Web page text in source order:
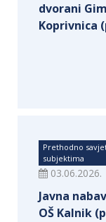
dvorani
Koprivnica
Prethodno
subjektima
03.06.2026.
Javna
OŠ Kalnik